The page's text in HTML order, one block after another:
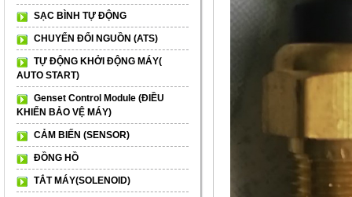
SẠC BÌNH TỰ ĐỘNG
CHUYỂN ĐỔI NGUỒN (ATS)
TỰ ĐỘNG KHỞI ĐỘNG MÁY(
AUTO START)
Genset Control Module (ĐIỀU
KHIỂN BẢO VỆ MÁY)
CẢM BIẾN (SENSOR)
ĐỒNG HỒ
TẮT MÁY(SOLENOID)